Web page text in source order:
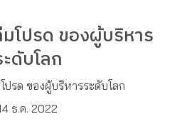
โปรด ของผู้บริหาร
ดับโลก
ปรด ของผู้บริหารระดับโลก
ธ.ค. 2022